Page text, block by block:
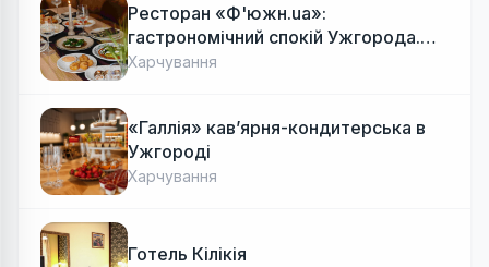
Ресторан «Ф'южн.ua»:
гастрономічний спокій Ужгорода.
Авторська локальна кухня, затишок
Харчування
«Галлія» кав’ярня-кондитерська в
Ужгороді
Харчування
Готель Кілікія